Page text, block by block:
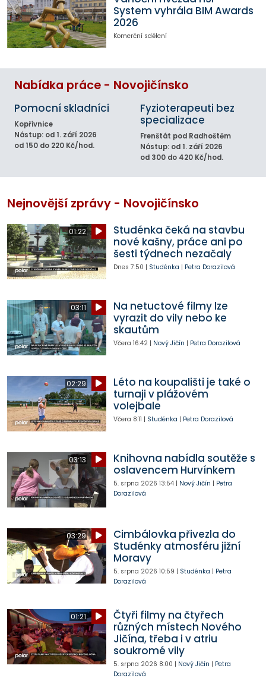
System vyhrála BIM Awards
2026
Komerční sdělení
Nabídka práce - Novojičínsko
Pomocní skladníci
Kopřivnice
Nástup: od 1. září 2026
od 150 do 220 Kč/hod.
Fyzioterapeuti bez
specializace
Frenštát pod Radhoštěm
Nástup: od 1. září 2026
od 300 do 420 Kč/hod.
Nejnovější zprávy - Novojičínsko
01:22
Studénka čeká na stavbu
nové kašny, práce ani po
šesti týdnech nezačaly
Dnes 7:50 | Studénka | Petra Dorazilová
03:11
Na netuctové filmy lze
vyrazit do vily nebo ke
skautům
Včera 16:42| Nový Jičín | Petra Dorazilová
02:29
Léto na koupališti je také o
turnaji v plážovém
volejbale
Včera 8:11 | Studénka | Petra Dorazilová
03:13
Knihovna nabídla soutěže s
oslavencem Hurvínkem
5. srpna 2026 13:54| Nový Jičín | Petra
Dorazilová
03:29
Cimbálovka přivezla do
Studénky atmosféru jižní
Moravy
5. srpna 2026 10:59 | Studénka | Petra
Dorazilová
01:21
Čtyři filmy na čtyřech
různých místech Nového
Jičína, třeba i v atriu
soukromé vily
5. srpna 2026 8:00 | Nový Jičín | Petra
Dorazilová